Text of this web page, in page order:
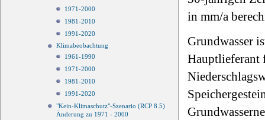
1971-2000
1981-2010
1991-2020
Klimabeobachtung
1961-1990
1971-2000
1981-2010
1991-2020
"Kein-Klimaschutz"-Szenario (RCP 8.5)
Änderung zu 1971 - 2000
in mm/a
Grundwasser
Hauptlieferant